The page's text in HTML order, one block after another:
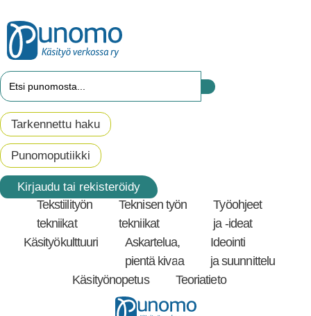
Tarkennettu haku
Punomoputiikki
Kirjaudu tai rekisteröidy
Tekstiilityön
tekniikat
Teknisen työn
tekniikat
Työohjeet
ja -ideat
Käsityökulttuuri
Askartelua,
pientä kivaa
Ideointi
ja suunnittelu
Käsityönopetus
Teoriatieto